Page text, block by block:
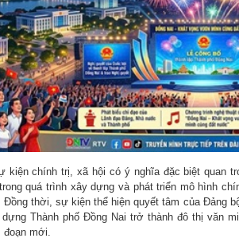
kiện chính trị, xã hội có ý nghĩa đặc biệt quan
quá trình xây dựng và phát triển mô hình
Đồng thời, sự kiện thể hiện quyết tâm của Đảng
Thành phố Đồng Nai trở thành đô thị văn
đoạn mới.